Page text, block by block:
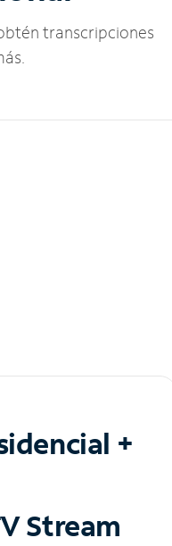
transcripciones
+
Stream